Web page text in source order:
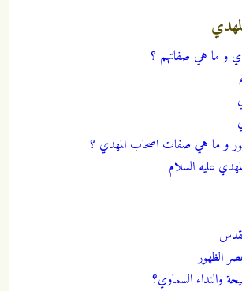
و ما هي صفاتهم ؟
و ما هي صفات اصحاب المهدي ؟
عليه السلام
الظهور
والنداء السماوي؟